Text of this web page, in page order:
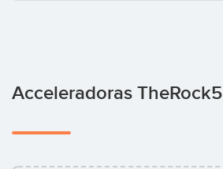
Acceleradoras TheRock5